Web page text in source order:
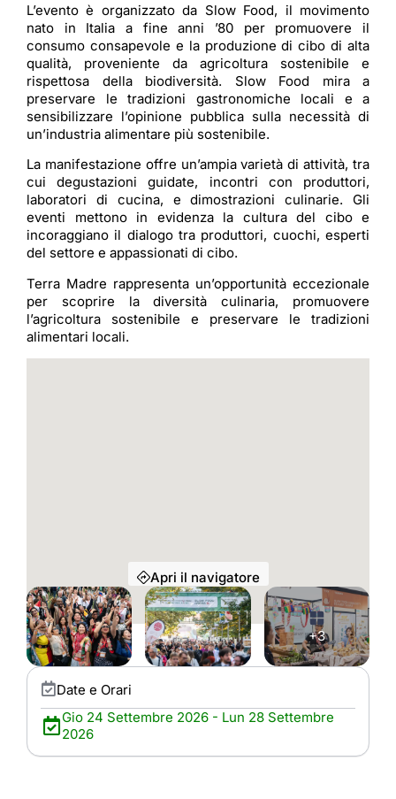
L’evento è organizzato da Slow Food, il movimento
nato in Italia a fine anni ’80 per promuovere il
consumo consapevole e la produzione di cibo di alta
qualità, proveniente da agricoltura sostenibile e
rispettosa della biodiversità. Slow Food mira a
preservare le tradizioni gastronomiche locali e a
sensibilizzare l’opinione pubblica sulla necessità di
un’industria alimentare più sostenibile.
La manifestazione offre un’ampia varietà di attività, tra
cui degustazioni guidate, incontri con produttori,
laboratori di cucina, e dimostrazioni culinarie. Gli
eventi mettono in evidenza la cultura del cibo e
incoraggiano il dialogo tra produttori, cuochi, esperti
del settore e appassionati di cibo.
Terra Madre rappresenta un’opportunità eccezionale
per scoprire la diversità culinaria, promuovere
l’agricoltura sostenibile e preservare le tradizioni
alimentari locali.
Apri il navigatore
+3
Date e Orari
Gio 24 Settembre 2026 - Lun 28 Settembre
2026